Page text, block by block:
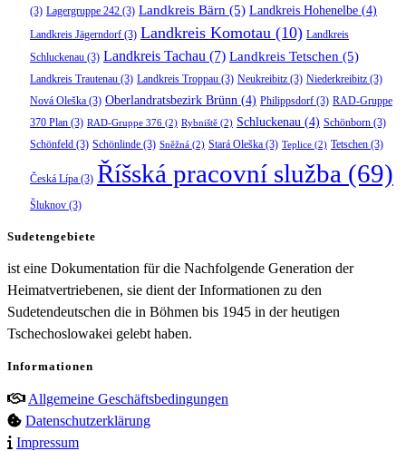
(3) Lagergruppe 242 (3) Landkreis Bärn (5) Landkreis Hohenelbe (4)
Landkreis Jägerndorf (3) Landkreis Komotau (10) Landkreis
Schluckenau (3) Landkreis Tachau (7) Landkreis Tetschen (5)
Landkreis Trautenau (3) Landkreis Troppau (3) Neukreibitz (3) Niederkreibitz (3)
Nová Oleška (3) Oberlandratsbezirk Brünn (4) Philippsdorf (3) RAD-Gruppe
370 Plan (3) RAD-Gruppe 376 (2) Rybniště (2) Schluckenau (4) Schönborn (3)
Schönfeld (3) Schönlinde (3) Sněžná (2) Stará Oleška (3) Teplice (2) Tetschen (3)
Česká Lípa (3) Říšská pracovní služba (69)
Šluknov (3)
Sudetengebiete
ist eine Dokumentation für die Nachfolgende Generation der
Heimatvertriebenen, sie dient der Informationen zu den
Sudetendeutschen die in Böhmen bis 1945 in der heutigen
Tschechoslowakei gelebt haben.
Informationen
Allgemeine Geschäftsbedingungen
Datenschutzerklärung
Impressum